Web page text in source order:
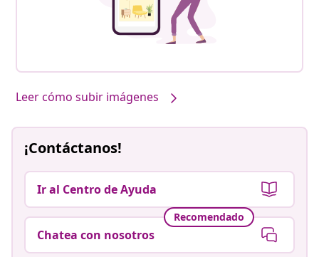
Leer cómo subir imágenes
¡Contáctanos!
Ir al Centro de Ayuda
Recomendado
Chatea con nosotros